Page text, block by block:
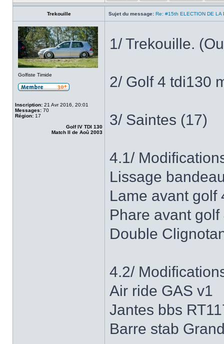
Trekouille Sujet du message: Re: #15th ELECTION DE LA
Golfiste Timide
Inscription: 21 Avr 2016, 20:01
Messages: 70
Région: 17
Golf IV TDI 130
Match II de Aoû 2003
1/ Trekouille.
2/ Golf 4 tdi130
3/ Saintes (17)
4.1/
Lissage
Lame avant golf
Phare avant
Double
4.2/
Air ride GAS v1
Jantes bbs
Barre stab